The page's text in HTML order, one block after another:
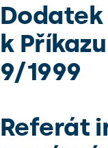
k
9/1999
Referát